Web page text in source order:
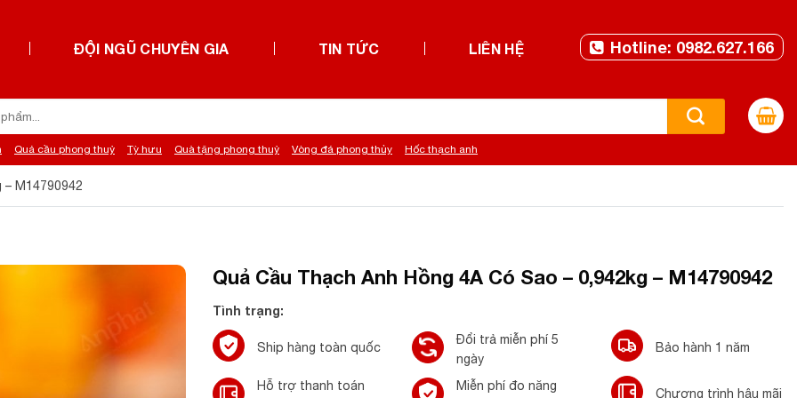
ĐỘI NGŨ CHUYÊN GIA TIN TỨC LIÊN HỆ Hotline: 0982.627.166
Quả cầu phong thuỷ Tỳ hưu Quà tặng phong thuỷ Vòng đá phong thủy Hốc thạch anh
M14790942
Quả Cầu Thạch Anh Hồng 4A Có Sao – 0,942kg – M14790942
Tình trạng:
Ship hàng toàn quốc
Đổi trả miễn phí 5
ngày
Bảo hành 1 năm
Hỗ trợ thanh toán
Miễn phí đo năng
Chương trình hậu mãi